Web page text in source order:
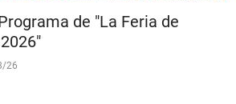
de "La Feria de
26